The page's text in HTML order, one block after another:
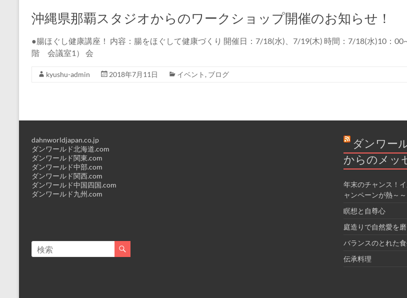
沖縄県那覇スタジオからのワークショップ開催のお知らせ！
●腸ほぐし健康講座！ 内容：腸をほぐして健康づくり 開催日：7/18(水)、7/19(木) 時間：7/18(水)10：
階 会議室1） 会
kyushu-admin 2018年7月11日 イベント , ブログ
dahnworldjapan.co.jp
ダンワールド北海道.com
ダンワールド関東.com
ダンワールド中部.com
ダンワールド関西.com
ダンワールド中国四国.com
ダンワールド九州.com
ダンワー
からのメッ
年末のチャンス！
ャンペーンが熱～～
瞑想と自尊心
庭造りで自然愛を磨
バランスのとれた
伝承料理